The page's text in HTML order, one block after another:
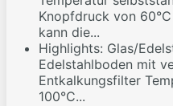
Knopfdruck von
kann die...
Highlights: Glas/
Edelstahlboden mit
Entkalkungsfilter
100°C...